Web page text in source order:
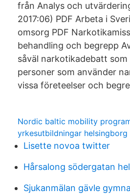
från Analys och
2017:06) PDF Arbeta i
omsorg PDF
behandling och begrepp
såväl narkotikadebatt som
personer som använder
vissa företeelser och
Nordic baltic mobility
yrkesutbildningar helsingborg
Lisette novoa twitter
Hårsalong södergatan
Sjukanmälan gävle